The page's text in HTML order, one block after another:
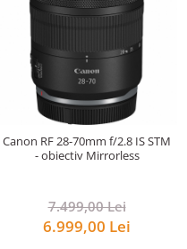
Canon RF 28-70mm f/2.8 IS STM
- obiectiv Mirrorless
7.499,00 Lei
6.999,00 Lei